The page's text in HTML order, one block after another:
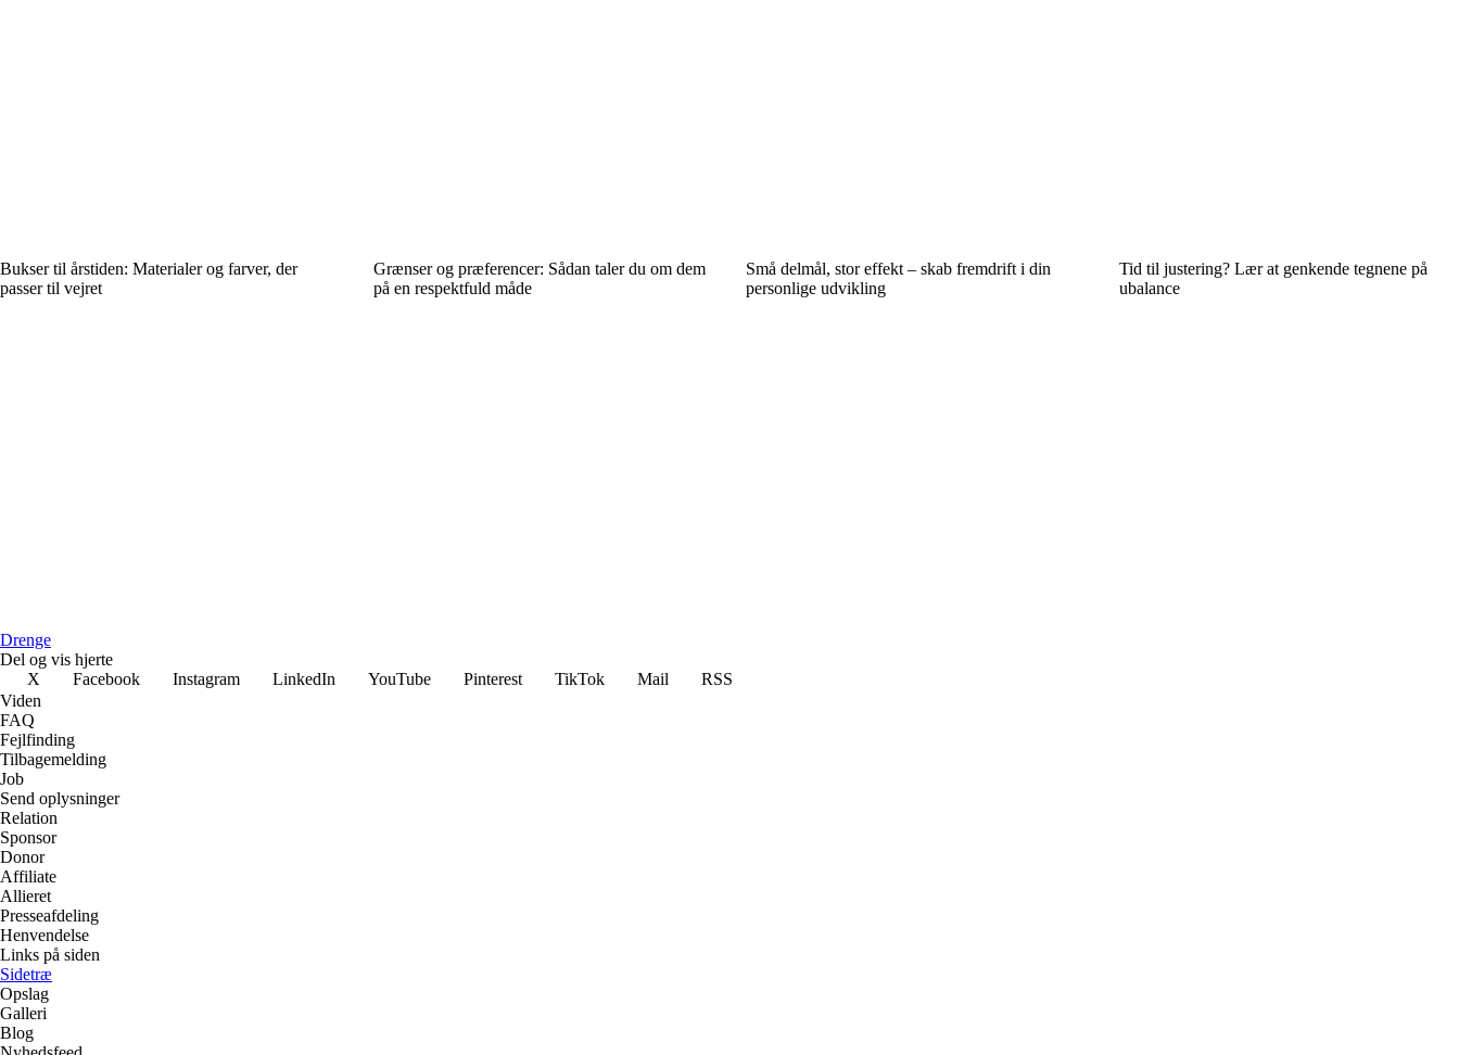
Bukser til årstiden: Materialer og farver, der
passer til vejret
Grænser og præferencer: Sådan taler du om dem
på en respektfuld måde
Små delmål, stor effekt – skab fremdrift i din
personlige udvikling
Tid til justering? Lær at genkende tegnene på
ubalance
Drenge
Del og vis hjerte
X
Facebook Instagram LinkedIn YouTube Pinterest TikTok Mail
RSS
Viden
FAQ
Fejlfinding
Tilbagemelding
Job
Send oplysninger
Relation
Sponsor
Donor
Affiliate
Allieret
Presseafdeling
Henvendelse
Links på siden
Sidetræ
Opslag
Galleri
Blog